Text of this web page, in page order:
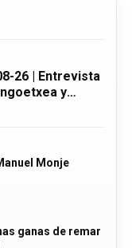
26 | Entrevista
y
Monje
ganas de remar